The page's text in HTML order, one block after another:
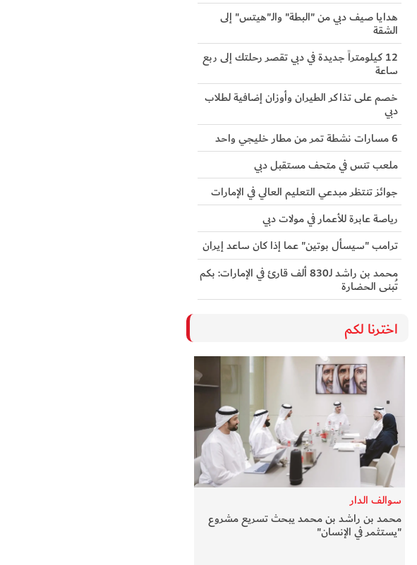
هدايا صيف دبي من "البطة" والـ"هيتس" إلى
الشقة
12 كيلومتراً جديدة في دبي تقصر رحلتك إلى ربع
ساعة
خصم على تذاكر الطيران وأوزان إضافية لطلاب
دبي
6 مسارات نشطة تمر من مطار خليجي واحد
ملعب تنس في متحف مستقبل دبي
جوائز تنتظر مبدعي التعليم العالي في الإمارات
رياصة عابرة للأعمار في مولات دبي
ترامب "سيسأل بوتين" عما إذا كان ساعد إيران
محمد بن راشد لـ830 ألف قارئ في الإمارات: بكم
تُبنى الحضارة
اخترنا لكم
سوالف الدار
محمد بن راشد بن محمد يبحث تسريع مشروع
"يستثمر في الإنسان"